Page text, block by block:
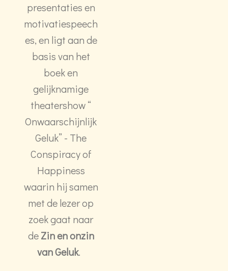
presentaties en
motivatiespeech
es, en ligt aan de
basis van het
boek en
gelijknamige
theatershow “
Onwaarschijnlijk
Geluk” - The
Conspiracy of
Happiness
waarin hij samen
met de lezer op
zoek gaat naar
deZin en onzin
van Geluk.